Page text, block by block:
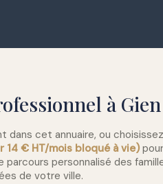
à
dans cet annuaire, ou choisissez
€ HT/mois bloqué à vie)
parcours personnalisé des
de votre ville.